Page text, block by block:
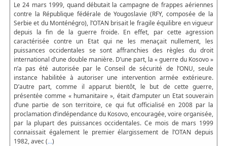
Le 24 mars 1999, quand débutait la campagne de frappes aériennes
contre la République fédérale de Yougoslavie (RFY, composée de la
Serbie et du Monténégro), l’OTAN brisait le fragile équilibre en vigueur
depuis la fin de la guerre froide. En effet, par cette agression
caractérisée contre un Etat qui ne les menaçait nullement, les
puissances occidentales se sont affranchies des règles du droit
international d’une double manière. D’une part, la « guerre du Kosovo »
n’a pas été autorisée par le Conseil de sécurité de l’ONU, seule
instance habilitée à autoriser une intervention armée extérieure.
D’autre part, comme il apparut bientôt, le but de cette guerre,
présentée comme « humanitaire », était d’amputer un Etat souverain
d’une partie de son territoire, ce qui fut officialisé en 2008 par la
proclamation d’indépendance du Kosovo, encouragée, voire organisée,
par la plupart des puissances occidentales. Ce mois de mars 1999
connaissait également le premier élargissement de l’OTAN depuis
1982, avec (...)